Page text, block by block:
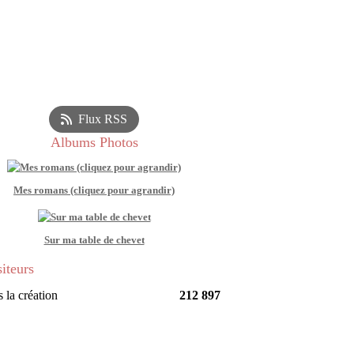
Flux RSS
Albums Photos
Mes romans (cliquez pour agrandir)
Sur ma table de chevet
la création 212 897